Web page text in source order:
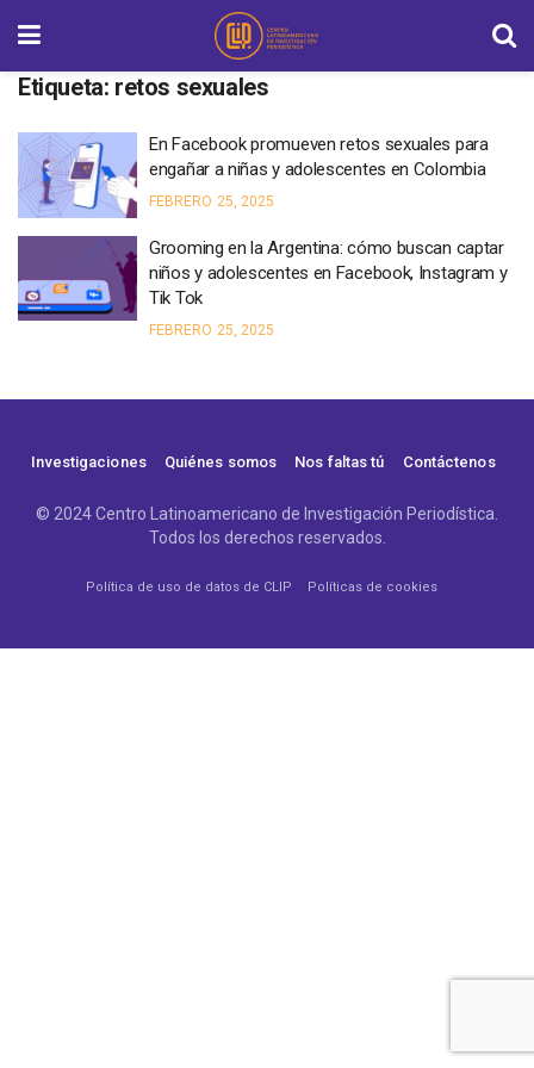
Etiqueta: retos sexuales
En Facebook promueven retos sexuales para
engañar a niñas y adolescentes en Colombia
FEBRERO 25, 2025
Grooming en la Argentina: cómo buscan captar
niños y adolescentes en Facebook, Instagram y
Tik Tok
FEBRERO 25, 2025
Investigaciones Quiénes somos Nos faltas tú Contáctenos
© 2024 Centro Latinoamericano de Investigación Periodística.
Todos los derechos reservados.
Política de uso de datos de CLIP Políticas de cookies